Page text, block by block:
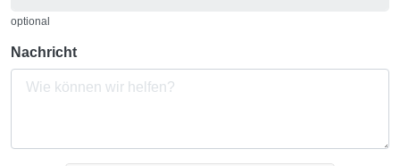
optional
Nachricht